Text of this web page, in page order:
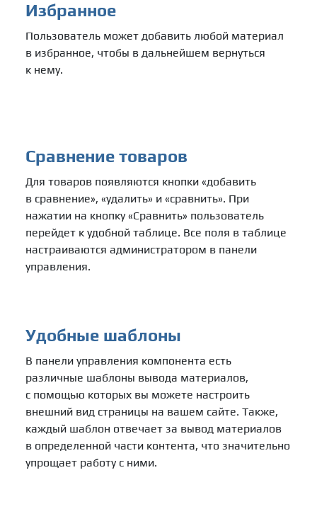
Избранное
Пользователь может добавить любой материал
в избранное, чтобы в дальнейшем вернуться
к нему.
Сравнение товаров
Для товаров появляются кнопки «добавить
в сравнение», «удалить» и «сравнить». При
нажатии на кнопку «Сравнить» пользователь
перейдет к удобной таблице. Все поля в таблице
настраиваются администратором в панели
управления.
Удобные шаблоны
В панели управления компонента есть
различные шаблоны вывода материалов,
с помощью которых вы можете настроить
внешний вид страницы на вашем сайте. Также,
каждый шаблон отвечает за вывод материалов
в определенной части контента, что значительно
упрощает работу с ними.